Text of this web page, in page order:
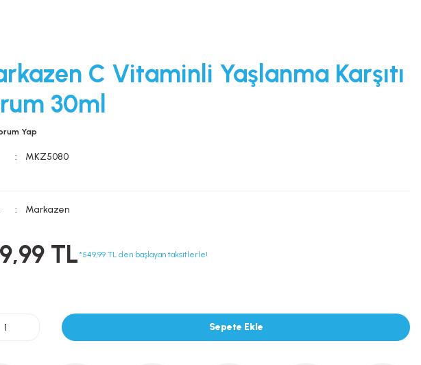
C Vitaminli Yaşlanma Karşıtı
30ml
Yap
MKZ5080
Markazen
TL*549,99 TL den başlayan taksitlerle!
Sepete Ekle